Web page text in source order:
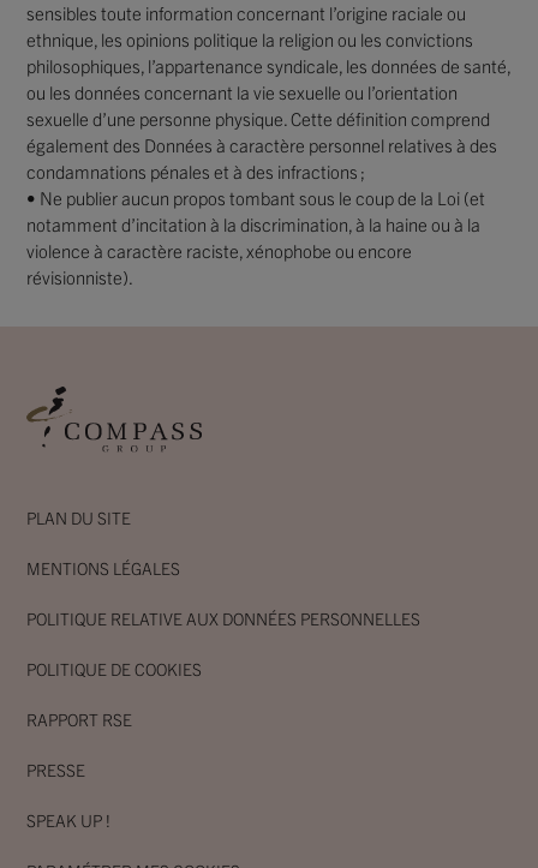
sensibles toute information concernant l’origine raciale ou
ethnique, les opinions politique la religion ou les convictions
philosophiques, l’appartenance syndicale, les données de santé,
ou les données concernant la vie sexuelle ou l’orientation
sexuelle d’une personne physique. Cette définition comprend
également des Données à caractère personnel relatives à des
condamnations pénales et à des infractions ;
• Ne publier aucun propos tombant sous le coup de la Loi (et
notamment d’incitation à la discrimination, à la haine ou à la
violence à caractère raciste, xénophobe ou encore
révisionniste).
PLAN DU SITE
MENTIONS LÉGALES
POLITIQUE RELATIVE AUX DONNÉES PERSONNELLES
POLITIQUE DE COOKIES
RAPPORT RSE
PRESSE
SPEAK UP !